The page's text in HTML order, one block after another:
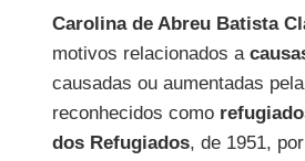
Carolina de Abreu Batista
motivos relacionados a
causadas ou aumentadas
reconhecidos como
dos Refugiados, de 1951,